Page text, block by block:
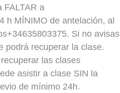
FALTAR a
h MÍNIMO de antelación, al
Si no avisas
podrá recuperar la clase.
las clases
asistir a clase SIN la
de mínimo 24h.